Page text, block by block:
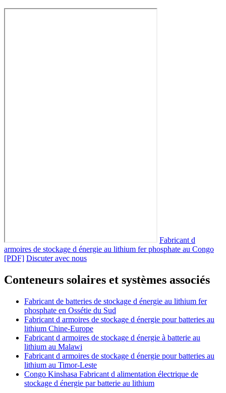
Fabricant d
armoires de stockage d énergie au lithium fer phosphate au Congo
[PDF] Discuter avec nous
Conteneurs solaires et systèmes associés
Fabricant de batteries de stockage d énergie au lithium fer
phosphate en Ossétie du Sud
Fabricant d armoires de stockage d énergie pour batteries au
lithium Chine-Europe
Fabricant d armoires de stockage d énergie à batterie au
lithium au Malawi
Fabricant d armoires de stockage d énergie pour batteries au
lithium au Timor-Leste
Congo Kinshasa Fabricant d alimentation électrique de
stockage d énergie par batterie au lithium